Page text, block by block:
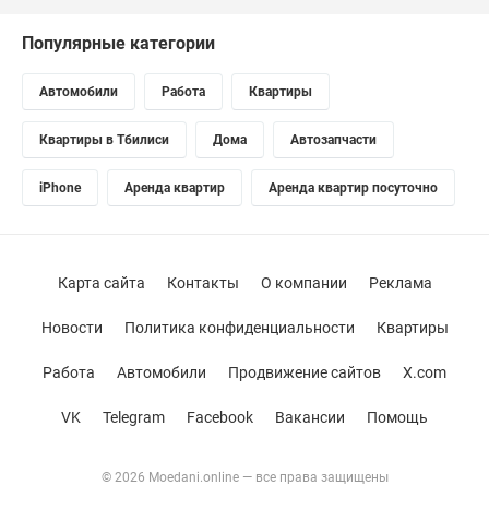
Популярные категории
Автомобили Работа Квартиры
Квартиры в Тбилиси Дома Автозапчасти
iPhone Аренда квартир Аренда квартир посуточно
© 2026 Moedani.online — все права защищены
Карта сайта Контакты О компании Реклама
Новости Политика конфиденциальности Квартиры
Работа Автомобили Продвижение сайтов X.com
VK Telegram Facebook Вакансии Помощь